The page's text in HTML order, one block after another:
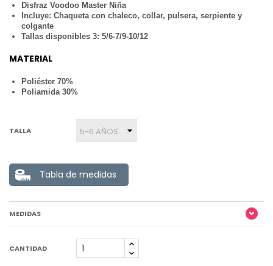
Disfraz Voodoo Master Niña
Incluye: Chaqueta con chaleco, collar, pulsera, serpiente y
colgante
Tallas disponibles 3: 5/6-7/9-10/12
MATERIAL
Poliéster 70%
Poliamida 30%
TALLA
Tabla de medidas
MEDIDAS
CANTIDAD